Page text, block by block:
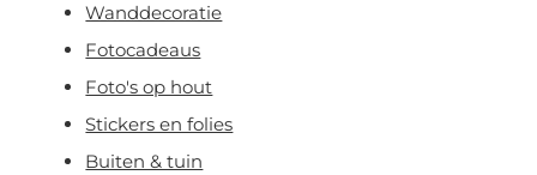
Wanddecoratie
Fotocadeaus
Foto's op hout
Stickers en folies
Buiten & tuin